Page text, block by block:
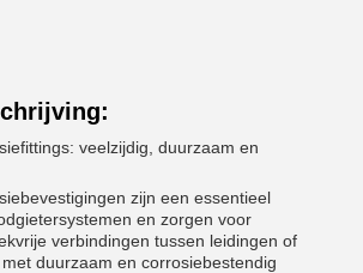
veelzijdig, duurzaam en
zijn een essentieel
en zorgen voor
verbindingen tussen leidingen of
duurzaam en corrosiebestendig